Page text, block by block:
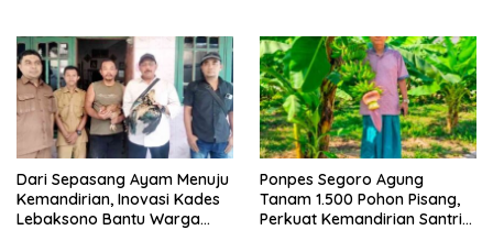
Dari Sepasang Ayam Menuju
Kemandirian, Inovasi Kades
Lebaksono Bantu Warga
Ponpes Segoro Agung
Tanam 1.500 Pohon Pisang,
Perkuat Kemandirian Santri